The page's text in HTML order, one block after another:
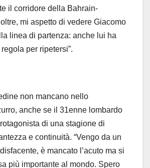
il corridore della Bahrain-
mi aspetto di vedere Giacomo
linea di partenza: anche lui ha
per ripetersi”.
non mancano nello
anche se il 31enne lombardo
di una stagione di
e continuità. “Vengo da un
è mancato l’acuto ma si
più importante al mondo. Spero